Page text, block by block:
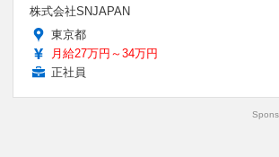
株式会社SNJAPAN
東京都
月給27万円～34万円
正社員